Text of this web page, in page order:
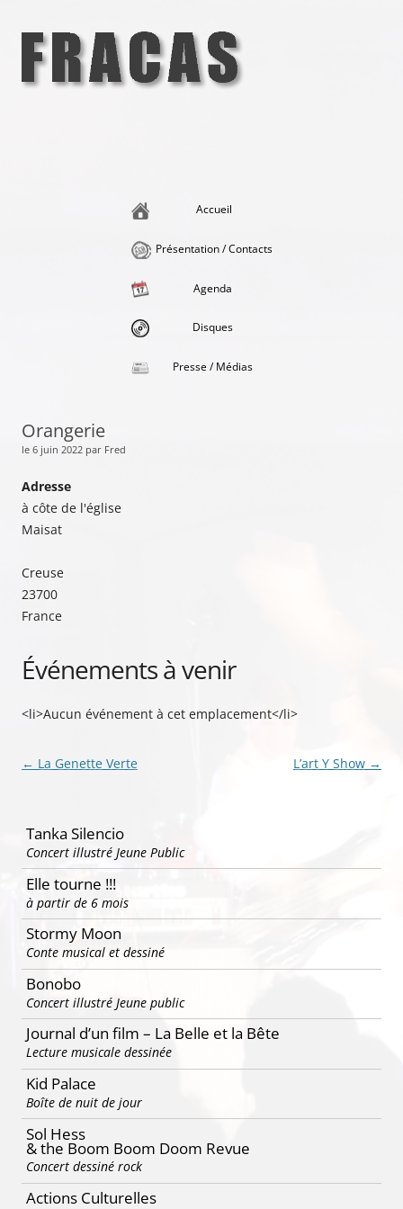
contenu
Accueil
Présentation / Contacts
Agenda
Disques
Presse / Médias
Orangerie
le 6 juin 2022 par Fred
Adresse
à côte de l'église
Maisat
Creuse
23700
France
Événements à venir
<li>Aucun événement à cet emplacement</li>
Navigation
← La Genette Verte L’art Y Show →
Tanka Silencio
Concert illustré Jeune Public
Elle tourne !!!
à partir de 6 mois
Stormy Moon
Conte musical et dessiné
Bonobo
Concert illustré Jeune public
Journal d’un film – La Belle et la Bête
Lecture musicale dessinée
Kid Palace
Boîte de nuit de jour
Sol Hess
& the Boom Boom Doom Revue
Concert dessiné rock
Actions Culturelles